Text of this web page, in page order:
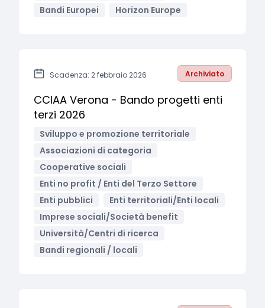
Bandi Europei
Horizon Europe
Scadenza: 2 febbraio 2026 Archiviato
CCIAA Verona - Bando progetti enti
terzi 2026
Sviluppo e promozione territoriale
Associazioni di categoria
Cooperative sociali
Enti no profit / Enti del Terzo Settore
Enti pubblici
Enti territoriali/Enti locali
Imprese sociali/Società benefit
Università/Centri di ricerca
Bandi regionali / locali